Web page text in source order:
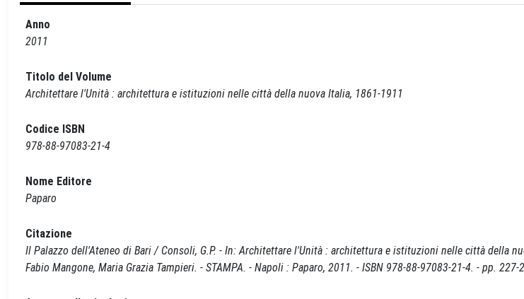
Anno
2011
Titolo del Volume
Architettare l'Unità : architettura e istituzioni nelle città della nuova Italia, 1861-1911
Codice ISBN
978-88-97083-21-4
Nome Editore
Paparo
Citazione
Il Palazzo dell'Ateneo di Bari / Consoli, G.P. - In: Architettare l'Unità : architettura e istituzioni nelle città della
Fabio Mangone, Maria Grazia Tampieri. - STAMPA. - Napoli : Paparo, 2011. - ISBN 978-88-97083-21-4. - pp. 227-